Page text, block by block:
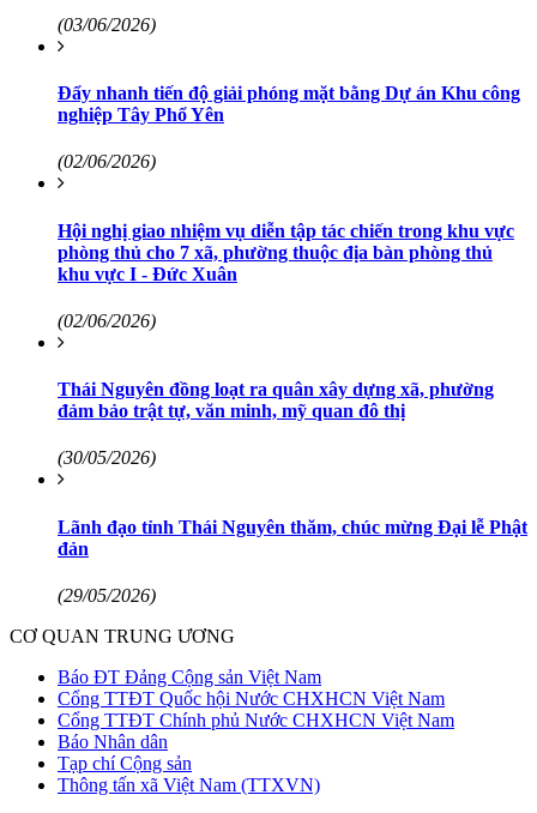
(03/06/2026)
Đẩy nhanh tiến độ giải phóng mặt bằng Dự án Khu công
nghiệp Tây Phổ Yên
(02/06/2026)
Hội nghị giao nhiệm vụ diễn tập tác chiến trong khu vực
phòng thủ cho 7 xã, phường thuộc địa bàn phòng thủ
khu vực I - Đức Xuân
(02/06/2026)
Thái Nguyên đồng loạt ra quân xây dựng xã, phường
đảm bảo trật tự, văn minh, mỹ quan đô thị
(30/05/2026)
Lãnh đạo tỉnh Thái Nguyên thăm, chúc mừng Đại lễ Phật
đản
(29/05/2026)
CƠ QUAN TRUNG ƯƠNG
Báo ĐT Đảng Cộng sản Việt Nam
Cổng TTĐT Quốc hội Nước CHXHCN Việt Nam
Cổng TTĐT Chính phủ Nước CHXHCN Việt Nam
Báo Nhân dân
Tạp chí Cộng sản
Thông tấn xã Việt Nam (TTXVN)